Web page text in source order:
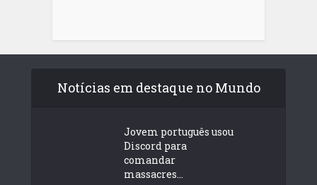
Notícias em destaque no Mundo
Jovem português usou
Discord para
comandar
massacres...